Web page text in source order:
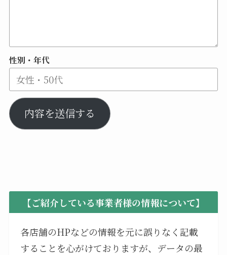
性別・年代
内容を送信する
【ご紹介している事業者様の情報について】
各店舗のHPなどの情報を元に誤りなく記載
することを心がけておりますが、データの最